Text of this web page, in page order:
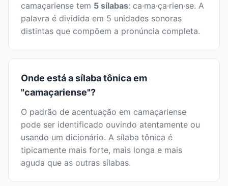
camaçariense tem 5 sílabas: ca·ma·ça·rien·se. A
palavra é dividida em 5 unidades sonoras
distintas que compõem a pronúncia completa.
Onde está a sílaba tônica em
"camaçariense"?
O padrão de acentuação em camaçariense
pode ser identificado ouvindo atentamente ou
usando um dicionário. A sílaba tônica é
tipicamente mais forte, mais longa e mais
aguda que as outras sílabas.